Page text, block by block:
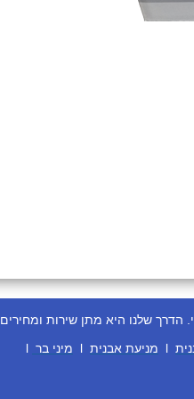
הדרך שלנו היא מתן שירות ומחירים
מניעת אבנית מיני בר l